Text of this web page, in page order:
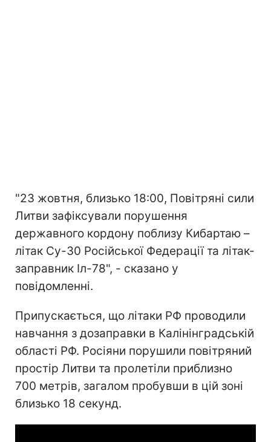
"23 жовтня, близько 18:00, Повітряні сили
Литви зафіксували порушення
державного кордону поблизу Кибартаю –
літак Су-30 Російської Федерації та літак-
заправник Іл-78", - сказано у
повідомленні.
Припускається, що літаки РФ проводили
навчання з дозаправки в Калінінградській
області РФ. Росіяни порушили повітряний
простір Литви та пролетіли приблизно
700 метрів, загалом пробувши в цій зоні
близько 18 секунд.